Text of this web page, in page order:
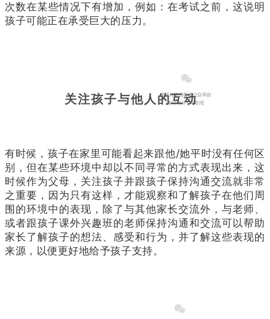
次数在某些情况下有增加，例如：在考试之前，这说明
孩子可能正在承受巨大的压力。
关注孩子与他人的互动
有时候，孩子在家里可能看起来跟他/她平时没有任何区
别，但在某些环境中却以不同寻常的方式表现出来，这
时候作为父母，关注孩子并跟孩子保持沟通交流就非常
之重要，因为只有这样，才能观察和了解孩子在他们周
围的环境中的表现，除了与其他家长交流外，与老师、
或者跟孩子课外兴趣班的老师保持沟通和交流可以帮助
家长了解孩子的想法、感受和行为，并了解这些表现的
来源，以便更好地给予孩子支持。